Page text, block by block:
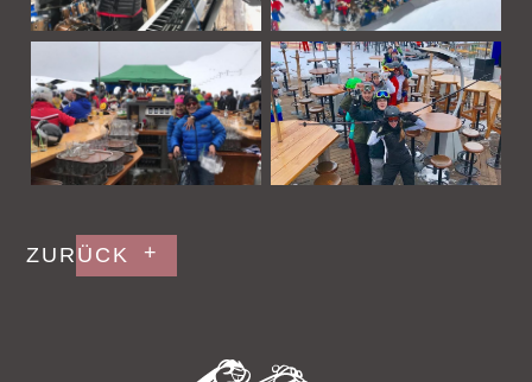
Bildergalerie
Gutschein kaufen
Unvergessen
ZURÜCK